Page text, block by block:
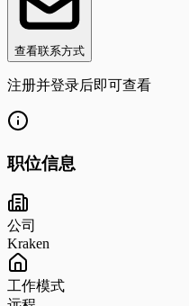
查看联系方式
注册并登录后即可查看
职位信息
公司
Kraken
工作模式